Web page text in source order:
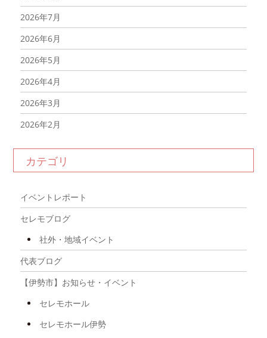
2026年7月
2026年6月
2026年5月
2026年4月
2026年3月
2026年2月
2025年12月
2025年10月
2025年8月
2025年7月
カテゴリ
イベントレポート
セレモブログ
社外・地域イベント
代表ブログ
【伊勢市】お知らせ・イベント
セレモホール
セレモホール伊勢